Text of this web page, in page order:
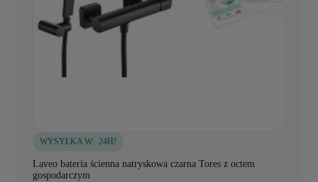
WYSYŁKA W: 24H!
Laveo bateria ścienna natryskowa czarna Tores z octem
gospodarczym